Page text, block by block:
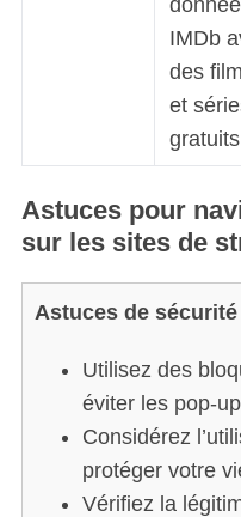
IMDb
des
et
Astuces pour
sur les sites de
Astuces de sécurité
Utilisez des
éviter les pop-
Considérez
protéger votre
Vérifiez la